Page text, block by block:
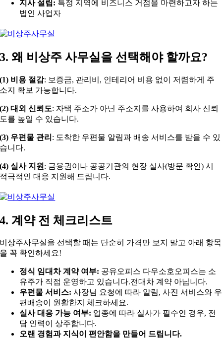
지사 설립: 특정 지역에 비즈니스 거점을 마련하고자 하는
법인 사업자
3. 왜 비상주 사무실을 선택해야 할까요?
(1) 비용 절감: 보증금, 관리비, 인테리어 비용 없이 저렴하게 주
소지 확보 가능합니다.
(2) 대외 신뢰도: 자택 주소가 아닌 주소지를 사용하여 회사 신뢰
도를 높일 수 있습니다.
(3) 우편물 관리 : 도착한 우편물 알림과 배송 서비스를 받을 수 있
습니다.
(4) 실사 지원 : 금융권이나 공공기관의 현장 실사(방문 확인) 시
적극적인 대응 지원해 드립니다.
4. 계약 전 체크리스트
비상주사무실을 선택할 때는 단순히 가격만 보지 말고 아래 항목
을 꼭 확인하세요!
정식 임대차 계약 여부: 공유오피스 다우소호오피스는 소
유주가 직접 운영하고 있습니다.전대차 계약 아닙니다.
우편물 서비스: 사장님 요청에 따라 알림, 사진 서비스와 우
편배송이 원활한지 체크하세요.
실사 대응 가능 여부: 업종에 따라 실사가 필수인 경우, 전
담 인력이 상주합니다.
오랜 경험과 지식이 편안함을 만들어 드립니다.